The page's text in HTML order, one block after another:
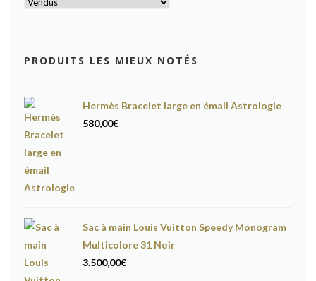
PRODUITS LES MIEUX NOTÉS
Hermès Bracelet large en émail Astrologie
580,00€
Sac à main Louis Vuitton Speedy Monogram
Multicolore 31 Noir
3.500,00€